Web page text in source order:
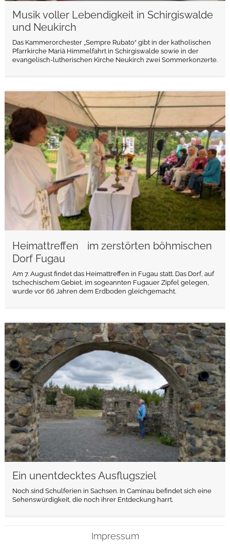
Musik voller Lebendigkeit in Schirgiswalde
und Neukirch
Das Kammerorchester „Sempre Rubato“ gibt in der katholischen
Pfarrkirche Mariä Himmelfahrt in Schirgiswalde sowie in der
evangelisch-lutherischen Kirche Neukirch zwei Sommerkonzerte.
Heimattreffen im zerstörten böhmischen
Dorf Fugau
Am 7. August findet das Heimattreffen in Fugau statt. Das Dorf, auf
tschechischem Gebiet, im sogeannten Fugauer Zipfel gelegen,
wurde vor 66 Jahren dem Erdboden gleichgemacht.
weiterlesen
Ein unentdecktes Ausflugsziel
Noch sind Schulferien in Sachsen. In Caminau befindet sich eine
Sehenswürdigkeit, die noch ihrer Entdeckung harrt.
weiterlesen
Impressum